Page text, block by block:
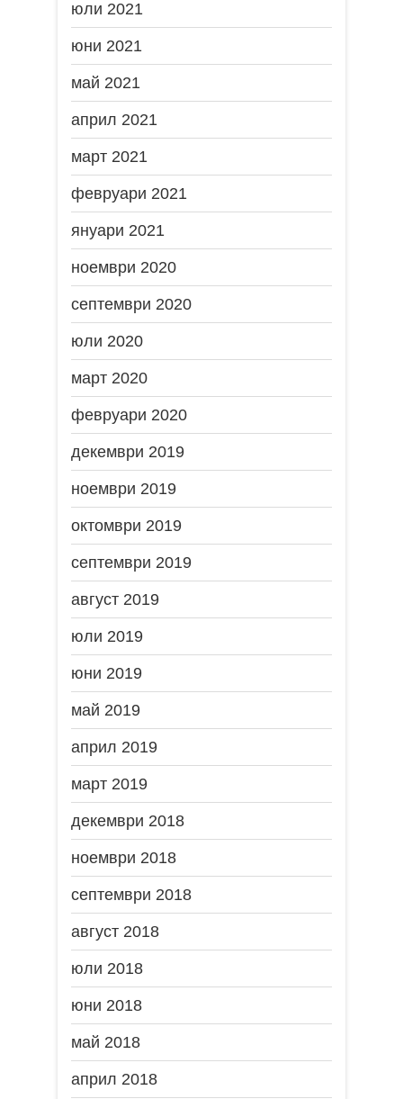
юли 2021
юни 2021
май 2021
април 2021
март 2021
февруари 2021
януари 2021
ноември 2020
септември 2020
юли 2020
март 2020
февруари 2020
декември 2019
ноември 2019
октомври 2019
септември 2019
август 2019
юли 2019
юни 2019
май 2019
април 2019
март 2019
декември 2018
ноември 2018
септември 2018
август 2018
юли 2018
юни 2018
май 2018
април 2018